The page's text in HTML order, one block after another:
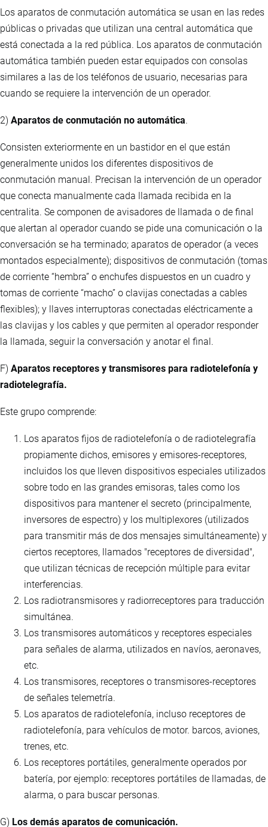
Los aparatos de conmutación automática se usan en las redes
públicas o privadas que utilizan una central automática que
está conectada a la red pública. Los aparatos de conmutación
automática también pueden estar equipados con consolas
similares a las de los teléfonos de usuario, necesarias para
cuando se requiere la intervención de un operador.
2) Aparatos de conmutación no automática.
Consisten exteriormente en un bastidor en el que están
generalmente unidos los diferentes dispositivos de
conmutación manual. Precisan la intervención de un operador
que conecta manualmente cada llamada recibida en la
centralita. Se componen de avisadores de llamada o de final
que alertan al operador cuando se pide una comunicación o la
conversación se ha terminado; aparatos de operador (a veces
montados especialmente); dispositivos de conmutación (tomas
de corriente “hembra” o enchufes dispuestos en un cuadro y
tomas de corriente “macho” o clavijas conectadas a cables
flexibles); y llaves interruptoras conectadas eléctricamente a
las clavijas y los cables y que permiten al operador responder
la llamada, seguir la conversación y anotar el final.
F) Aparatos receptores y transmisores para radiotelefonía y
radiotelegrafía.
Este grupo comprende:
Los aparatos fijos de radiotelefonía o de radiotelegrafía
propiamente dichos, emisores y emisores-receptores,
incluidos los que lleven dispositivos especiales utilizados
sobre todo en las grandes emisoras, tales como los
dispositivos para mantener el secreto (principalmente,
inversores de espectro) y los multiplexores (utilizados
para transmitir más de dos mensajes simultáneamente) y
ciertos receptores, llamados "receptores de diversidad",
que utilizan técnicas de recepción múltiple para evitar
interferencias.
Los radiotransmisores y radiorreceptores para traducción
simultánea.
Los transmisores automáticos y receptores especiales
para señales de alarma, utilizados en navíos, aeronaves,
etc.
Los transmisores, receptores o transmisores-receptores
de señales telemetría.
Los aparatos de radiotelefonía, incluso receptores de
radiotelefonía, para vehículos de motor. barcos, aviones,
trenes, etc.
Los receptores portátiles, generalmente operados por
batería, por ejemplo: receptores portátiles de llamadas, de
alarma, o para buscar personas.
G) Los demás aparatos de comunicación.